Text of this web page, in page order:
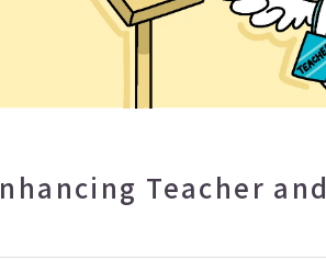
Teacher and